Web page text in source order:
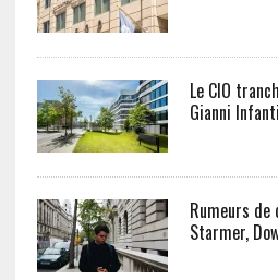
Le CIO
Gianni
Rumeurs
Starmer,